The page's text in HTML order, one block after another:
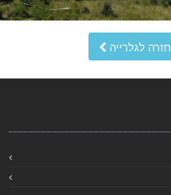
חזרה לגלרייה